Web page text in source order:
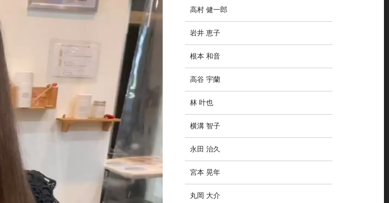
高村 健一郎
岩井 恵子
根本 和音
高谷 宇蘭
林 叶也
横溝 智子
永田 治久
宮本 晃年
丸岡 大介